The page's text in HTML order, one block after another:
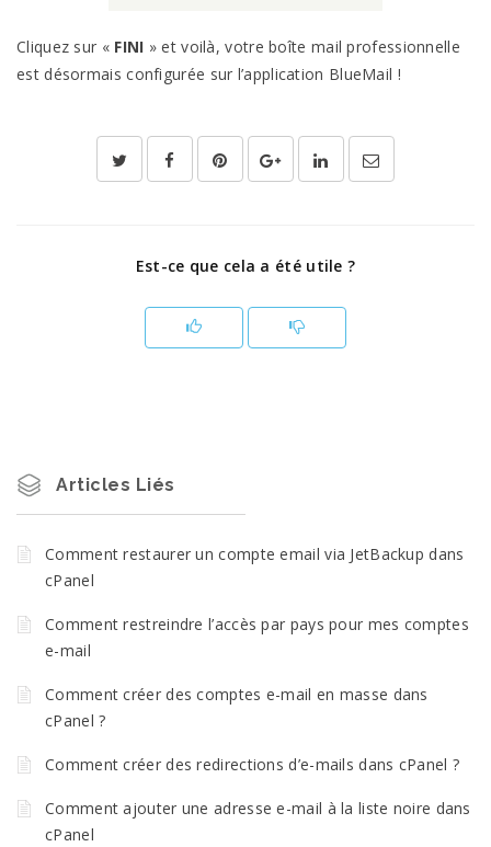
Cliquez sur « FINI » et voilà, votre boîte mail professionnelle
est désormais configurée sur l’application BlueMail !
Est-ce que cela a été utile ?
Articles Liés
Comment restaurer un compte email via JetBackup dans
cPanel
Comment restreindre l’accès par pays pour mes comptes
e-mail
Comment créer des comptes e-mail en masse dans
cPanel ?
Comment créer des redirections d’e-mails dans cPanel ?
Comment ajouter une adresse e-mail à la liste noire dans
cPanel